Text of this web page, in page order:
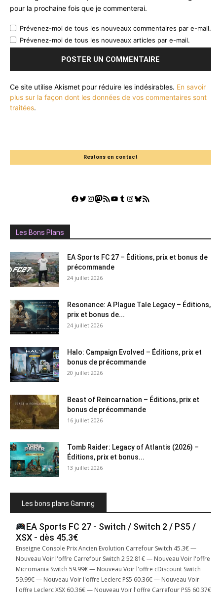
pour la prochaine fois que je commenterai.
Prévenez-moi de tous les nouveaux commentaires par e-mail.
Prévenez-moi de tous les nouveaux articles par e-mail.
Ce site utilise Akismet pour réduire les indésirables. En savoir
plus sur la façon dont les données de vos commentaires sont
traitées.
Restons en contact
Facebook
Twitter
Instagram
Mastodon
Flux RSSYouTube
Tumblr
Instagram
Bluesky
GestGame
Les Bons Plans
EA Sports FC 27 – Éditions, prix et bonus de
précommande
24 juillet 2026
Resonance: A Plague Tale Legacy – Éditions,
prix et bonus de...
24 juillet 2026
Halo: Campaign Evolved – Éditions, prix et
bonus de précommande
20 juillet 2026
Beast of Reincarnation – Éditions, prix et
bonus de précommande
16 juillet 2026
Tomb Raider: Legacy of Atlantis (2026) –
Éditions, prix et bonus...
13 juillet 2026
Les bons plans Gaming
EA Sports FC 27 - Switch / Switch 2 / PS5 /
XSX - dès 45.3€
Enseigne Console Prix Ancien Evolution Carrefour Switch 45.3€ —
Nouveau Voir l'offre Carrefour Switch 2 52.81€ — Nouveau Voir l'offre
Micromania Switch 59.99€ — Nouveau Voir l'offre cDiscount Switch
59.99€ — Nouveau Voir l'offre Leclerc PS5 60.36€ — Nouveau Voir
l'offre Leclerc XSX 60.36€ — Nouveau Voir l'offre Carrefour PS5 60.37€